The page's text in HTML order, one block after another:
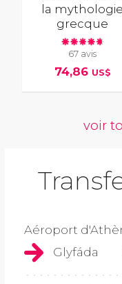
la mythologie
grecque
67 avis
74,86 US$
voir
Aéroport
Glyfáda